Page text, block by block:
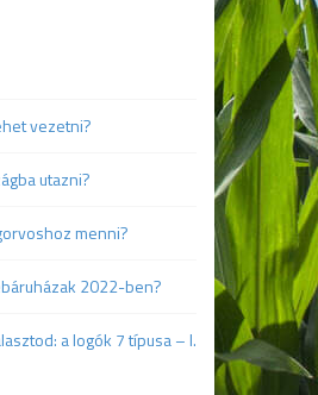
vezetni?
utazni?
menni?
2022-ben?
a logók 7 típusa – I.